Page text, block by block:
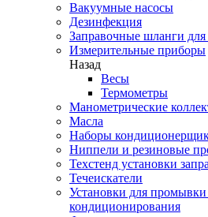
Вакуумные насосы
Дезинфекция
Заправочные шланги для
Измерительные приборы
Назад
Весы
Термометры
Манометрические
Масла
Наборы
Ниппели и резиновые
Техстенд установки
Течеискатели
Установки для
кондиционирования